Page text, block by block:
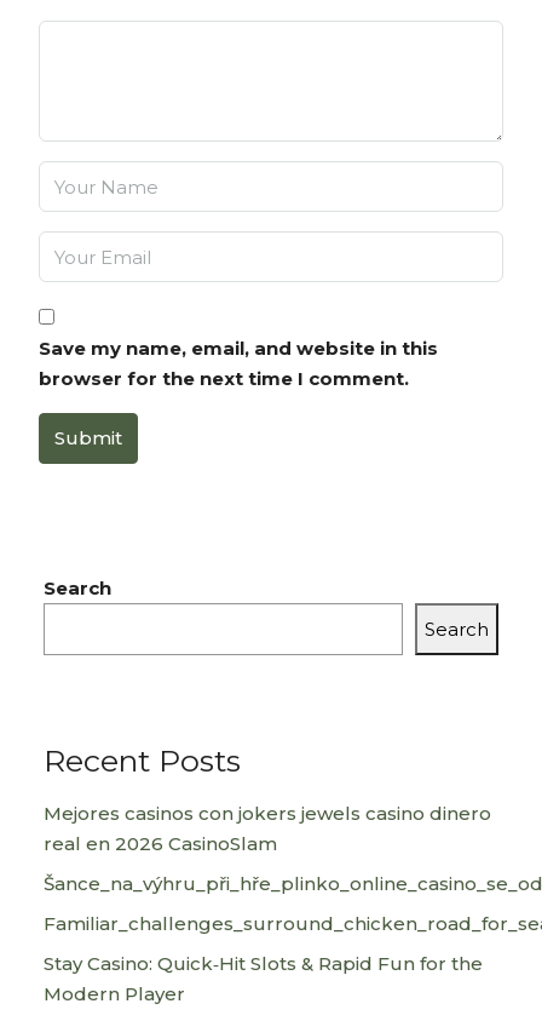
Save my name, email, and website in this
browser for the next time I comment.
Submit
Search
Search
Recent Posts
Mejores casinos con jokers jewels casino dinero
real en 2026 CasinoSlam
Stay Casino: Quick‑Hit Slots & Rapid Fun for the
Modern Player